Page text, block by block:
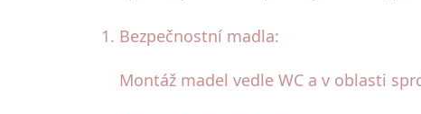
Bezpečnostní madla:
Montáž madel vedle WC a v oblasti